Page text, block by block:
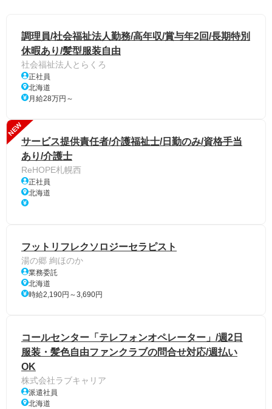
調理員/社会福祉法人勤務/高年収/賞与年2回/長期特別
休暇あり/髪型服装自由
社会福祉法人とらくろ
正社員
北海道
月給28万円～
NEW
サービス提供責任者/介護福祉士/日勤のみ/資格手当
あり/介護士
ReHOPE札幌西
正社員
北海道
フットリフレクソロジーセラピスト
湯の郷 絢ほのか
業務委託
北海道
時給2,190円～3,690円
コールセンター「テレフォンオペレーター」/週2日
服装・髪色自由ファンクラブの問合せ対応/週払い
OK
株式会社ラブキャリア
派遣社員
北海道